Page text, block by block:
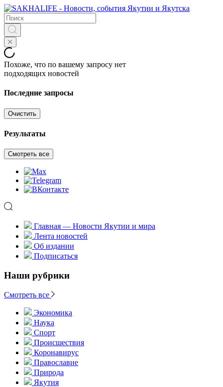
Похоже, что по вашему запросу нет
подходящих новостей
Последние запросы
Очистить
Результаты
Смотреть все
Главная — Новости Якутии и мира
Лента новостей
Об издании
Подписаться
Наши рубрики
Смотреть все
Экономика
Наука
Спорт
Происшествия
Коронавирус
Православие
Природа
Якутия